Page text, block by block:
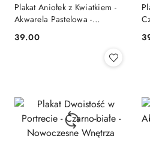
Plakat Aniołek z Kwiatkiem -
Akwarela Pastelowa -
Cena:
39.00